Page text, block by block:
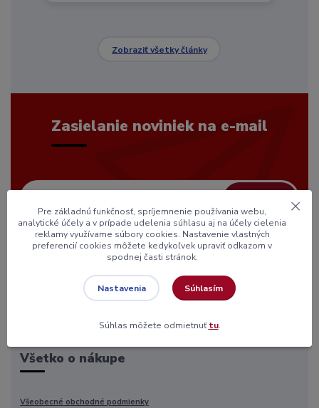
Zobraziť všetky články
Zasielanie noviniek na e-mail
Súhlasím sospracovaním osobných údajovza účelom
zasielania newslettera.
Chcete byť pravidelne informovaní o novinkách a zvýhodnených akciách?
Prihláste sa k odberu noviniek
Všetko o nákupe
Všeobecné obchodné podmienky
Pre základnú funkčnosť, spríjemnenie používania webu,
analytické účely a v prípade udelenia súhlasu aj na účely cielenia
reklamy využívame súbory cookies. Nastavenie vlastných
preferencií cookies môžete kedykoľvek upraviť odkazom v
spodnej časti stránok.
Nastavenia Súhlasím
Súhlas môžete odmietnuťtu.